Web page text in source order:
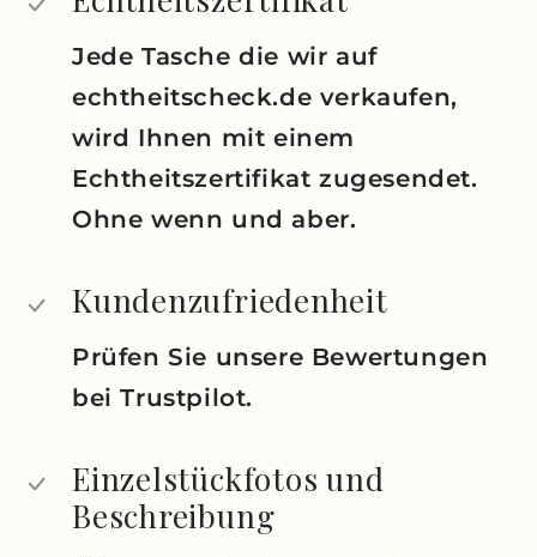
Jede Tasche die wir auf
echtheitscheck.de verkaufen,
wird Ihnen mit einem
Echtheitszertifikat zugesendet.
Ohne wenn und aber.
Kundenzufriedenheit
Prüfen Sie unsere Bewertungen
bei Trustpilot.
Einzelstückfotos und
Beschreibung